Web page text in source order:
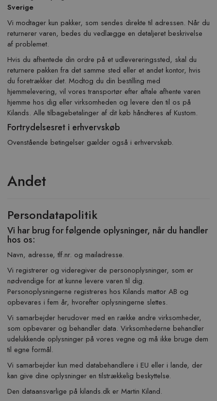
Sverige
Vi modtager kun pakker, som sendes direkte til adressen. Når du
returnerer varen, bedes du vedlægge en detaljeret beskrivelse
af problemet.
Hvis du afhentede din ordre på et udlevereringssted, skal du
returnere pakken fra det samme sted eller et andet kontor, hvis
du foretrækker det. Modtog du din bestilling med
hjemmelevering, vil vores transportør efter aftale afhente varen
hjemme hos dig eller virksomheden og levere den til os på
Kilands. Alle tilbagebetalinger af dit køb håndteres af Kustom.
Fortrydelsesret i erhvervskøb
Ovenstående betingelser gælder også i erhvervskøb.
Andet
Persondatapolitik
Vi har brug for følgende oplysninger, når du handler
hos os:
Navn, adresse, tlf.nr. og mailadresse.
Vi registrerer og videregiver de personoplysninger, som er
nødvendige for at kunne levere varen til dig.
Personoplysningerne registreres hos Kilands mattor AB og
opbevares i fem år, hvorefter oplysningerne slettes.
Vi samarbejder herudover med en række andre virksomheder,
som opbevarer og behandler data. Virksomhederne behandler
udelukkende oplysninger på vores vegne og må ikke bruge dem
til egne formål.
Vi samarbejder kun med databehandlere i EU eller i lande, der
kan give dine oplysninger en tilstrækkelig beskyttelse.
Den dataansvarlige på kilands.dk er Martin Kiland.